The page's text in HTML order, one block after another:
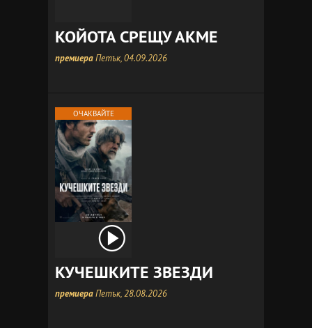
КОЙОТА СРЕЩУ АКМЕ
премиераПетък, 04.09.2026
ОЧАКВАЙТЕ
КУЧЕШКИТЕ ЗВЕЗДИ
премиераПетък, 28.08.2026